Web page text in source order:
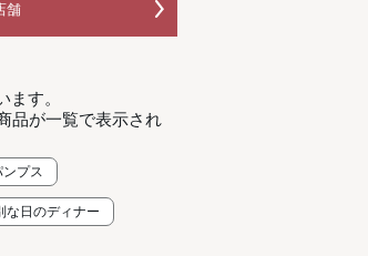
舗
す。
品が一覧で表示され
プス
な日のディナー